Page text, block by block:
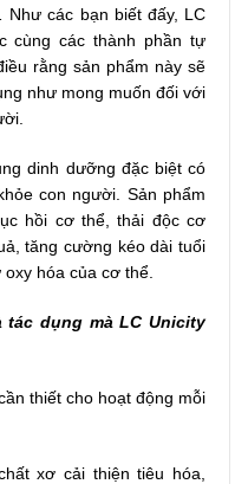
các bạn biết đấy, LC
cùng các thành phần tự
rằng sản phẩm này sẽ
như mong muốn đối với
dinh dưỡng đặc biệt có
con người. Sản phẩm
hồi cơ thể, thải độc cơ
tăng cường kéo dài tuổi
hóa của cơ thể.
dụng mà LC Unicity
thiết cho hoạt động mỗi
xơ cải thiện tiêu hóa,